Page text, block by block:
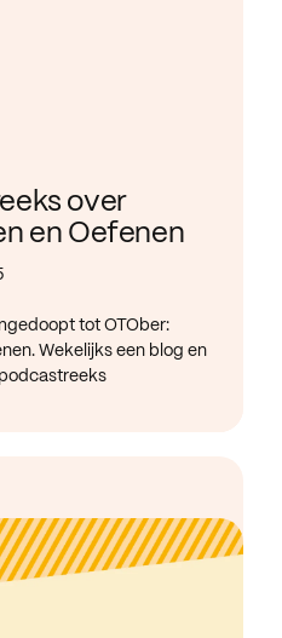
over
en Oefenen
tot OTOber:
Wekelijks een blog en